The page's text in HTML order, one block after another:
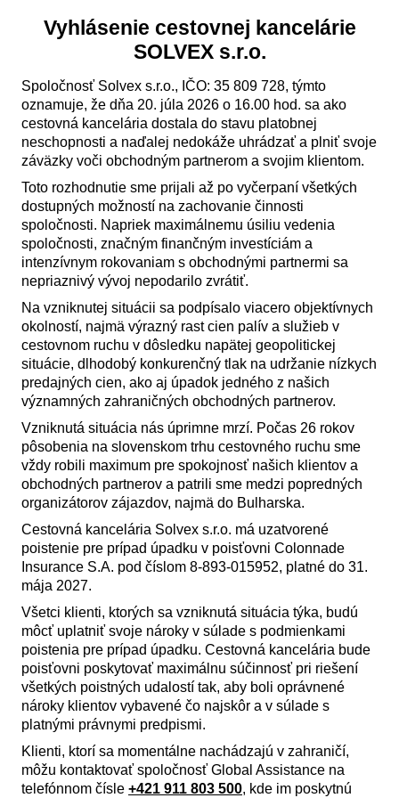
Vyhlásenie cestovnej kancelárie
SOLVEX s.r.o.
Spoločnosť Solvex s.r.o., IČO: 35 809 728, týmto
oznamuje, že dňa 20. júla 2026 o 16.00 hod. sa ako
cestovná kancelária dostala do stavu platobnej
neschopnosti a naďalej nedokáže uhrádzať a plniť svoje
záväzky voči obchodným partnerom a svojim klientom.
Toto rozhodnutie sme prijali až po vyčerpaní všetkých
dostupných možností na zachovanie činnosti
spoločnosti. Napriek maximálnemu úsiliu vedenia
spoločnosti, značným finančným investíciám a
intenzívnym rokovaniam s obchodnými partnermi sa
nepriaznivý vývoj nepodarilo zvrátiť.
Na vzniknutej situácii sa podpísalo viacero objektívnych
okolností, najmä výrazný rast cien palív a služieb v
cestovnom ruchu v dôsledku napätej geopolitickej
situácie, dlhodobý konkurenčný tlak na udržanie nízkych
predajných cien, ako aj úpadok jedného z našich
významných zahraničných obchodných partnerov.
Vzniknutá situácia nás úprimne mrzí. Počas 26 rokov
pôsobenia na slovenskom trhu cestovného ruchu sme
vždy robili maximum pre spokojnosť našich klientov a
obchodných partnerov a patrili sme medzi popredných
organizátorov zájazdov, najmä do Bulharska.
Cestovná kancelária Solvex s.r.o. má uzatvorené
poistenie pre prípad úpadku v poisťovni Colonnade
Insurance S.A. pod číslom 8-893-015952, platné do 31.
mája 2027.
Všetci klienti, ktorých sa vzniknutá situácia týka, budú
môcť uplatniť svoje nároky v súlade s podmienkami
poistenia pre prípad úpadku. Cestovná kancelária bude
poisťovni poskytovať maximálnu súčinnosť pri riešení
všetkých poistných udalostí tak, aby boli oprávnené
nároky klientov vybavené čo najskôr a v súlade s
platnými právnymi predpismi.
Klienti, ktorí sa momentálne nachádzajú v zahraničí,
môžu kontaktovať spoločnosť Global Assistance na
telefónnom čísle +421 911 803 500, kde im poskytnú